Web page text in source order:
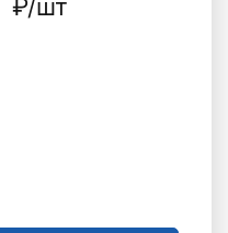
₽/шт